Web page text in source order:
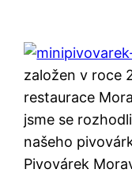
založen v roce
restaurace
jsme se
našeho
Pivovárek